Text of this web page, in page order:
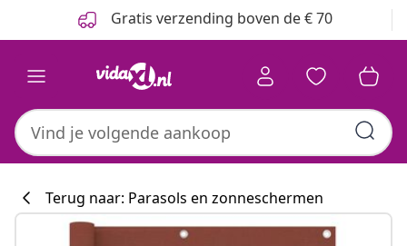
Gratis verzending boven de € 70
Terug naar: Parasols en zonneschermen